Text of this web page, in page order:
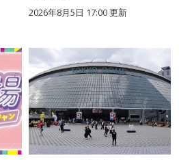
2026年8月5日 17:00更新